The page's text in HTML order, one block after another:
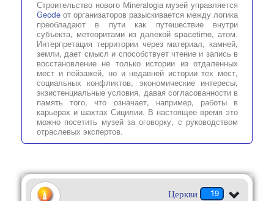
Строительство нового Mineralogia музей управляется
Geode от организаторов разыскивается между логика
преобладают в пути как путешествие внутри
субъекта, метеоритами из далекой spacetime, атом.
Интерпретация территории через материал, камней,
земли, дает смысл и способствует чтение и запись в
восстановление не только истории из отдаленных
мест и пейзажей, но и недавней истории тех мест,
социальных конфликтов, экономические интересы,
экзистенциальные условия, давая согласованности в
память того, что означает, например, работы в
карьерах и шахтах Сицилии. В настоящее время это
можно посетить музей за оговорку, с руководством
отраслевых экспертов.
19
Церкви